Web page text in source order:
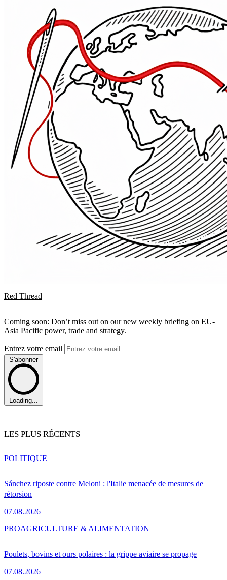
Red Thread
Coming soon: Don’t miss out on our new weekly briefing on EU-
Asia Pacific power, trade and strategy.
Entrez votre email
S'abonner
Loading...
LES PLUS RÉCENTS
Sánchez riposte contre Meloni : l'Italie menacée de mesures de
rétorsion
07.08.2026
POLITIQUE
Poulets, bovins et ours polaires : la grippe aviaire se propage
07.08.2026
PROAGRICULTURE & ALIMENTATION